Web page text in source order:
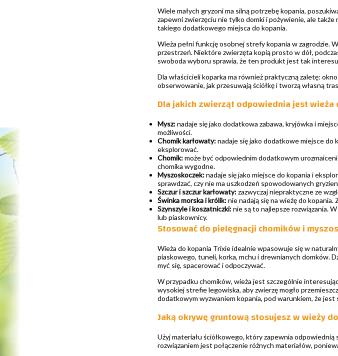
Wiele małych gryzoni ma silną potrzebę kopania,
zapewni zwierzęciu nie tylko domki i pożywienie, ale
takiego dodatkowego miejsca do kopania.
Wieża pełni funkcję osobnej strefy kopania w zagrodzie.
przestrzeń. Niektóre zwierzęta kopią prosto w dół,
swoboda wyboru sprawia, że ten produkt jest tak
Dla właścicieli koparka ma również praktyczną zaletę:
obserwowanie, jak przesuwają ściółkę i tworzą własną
Dla jakich zwierząt odpowiednia jest wieża
Mysz:nadaje się jako dodatkowa zabawa, kryjówka i
możliwości.
Chomik karłowaty:nadaje się jako dodatkowe miejsce do
eksplorować.
Chomik:może być odpowiednim dodatkowym
chomika wygodne.
Myszoskoczek:nadaje się jako miejsce do kopania i
sprawdzać, czy nie ma uszkodzeń spowodowanych
Szczur i szczur karłowaty:zazwyczaj niepraktyczne ze
Świnka morska i królik:nie nadają się na wieżę do
Szynszyle i koszatniczki:nie są to najlepsze rozwiązania.
lub piaskownicy.
Stosować do pielęgnacji chomików i
Wieża do kopania Trixie idealnie wpasowuje się w
piaskowego, tuneli, korka, mchu i drewnianych domków.
myć się, spacerować i odpoczywać.
W przypadku chomików, wieża jest szczególnie
wysokiej strefie legowiska, aby zwierzę mogło
dodatkowym wyzwaniem kopania, pod warunkiem, że jest
Jaką okrywę gruntową stosujesz w wieży
Użyj materiału ściółkowego, który zapewnia
rozwiązaniem jest połączenie różnych materiałów,